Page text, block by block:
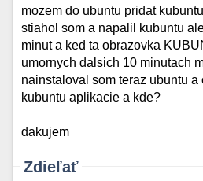
mozem do ubuntu pridat
stiahol som a napalil kubuntu
minut a ked ta obrazovka
umornych dalsich 10 minutach
nainstaloval som teraz ubuntu
kubuntu aplikacie a kde?
dakujem
Zdieľať